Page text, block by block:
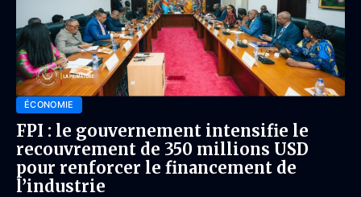
ÉCONOMIE
FPI : le gouvernement intensifie le
recouvrement de 350 millions USD
pour renforcer le financement de
l’industrie